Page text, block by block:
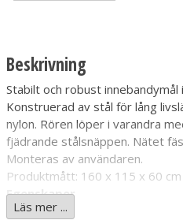
Beskrivning
Stabilt och robust
Konstruerad av stål för lång
nylon. Rören löper i varandra
fjädrande stålsnäppen. Nätet
Monteras av användaren.
Produktmått: 160 x 115 x 60 cm
Egenskaper
- Innebandymål i full storlek för
Läs mer ...